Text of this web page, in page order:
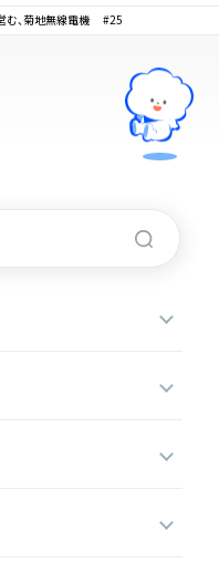
む、菊地無線電機 #25